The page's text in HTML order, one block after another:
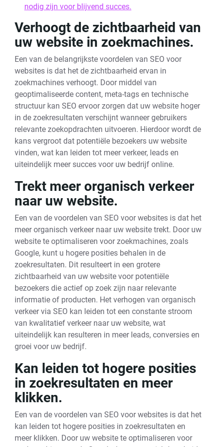
nodig zijn voor blijvend succes.
Verhoogt de zichtbaarheid van
uw website in zoekmachines.
Een van de belangrijkste voordelen van SEO voor
websites is dat het de zichtbaarheid ervan in
zoekmachines verhoogt. Door middel van
geoptimaliseerde content, meta-tags en technische
structuur kan SEO ervoor zorgen dat uw website hoger
in de zoekresultaten verschijnt wanneer gebruikers
relevante zoekopdrachten uitvoeren. Hierdoor wordt de
kans vergroot dat potentiële bezoekers uw website
vinden, wat kan leiden tot meer verkeer, leads en
uiteindelijk meer succes voor uw bedrijf online.
Trekt meer organisch verkeer
naar uw website.
Een van de voordelen van SEO voor websites is dat het
meer organisch verkeer naar uw website trekt. Door uw
website te optimaliseren voor zoekmachines, zoals
Google, kunt u hogere posities behalen in de
zoekresultaten. Dit resulteert in een grotere
zichtbaarheid van uw website voor potentiële
bezoekers die actief op zoek zijn naar relevante
informatie of producten. Het verhogen van organisch
verkeer via SEO kan leiden tot een constante stroom
van kwalitatief verkeer naar uw website, wat
uiteindelijk kan resulteren in meer leads, conversies en
groei voor uw bedrijf.
Kan leiden tot hogere posities
in zoekresultaten en meer
klikken.
Een van de voordelen van SEO voor websites is dat het
kan leiden tot hogere posities in zoekresultaten en
meer klikken. Door uw website te optimaliseren voor